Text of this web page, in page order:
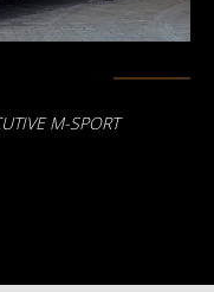
M-SPORT